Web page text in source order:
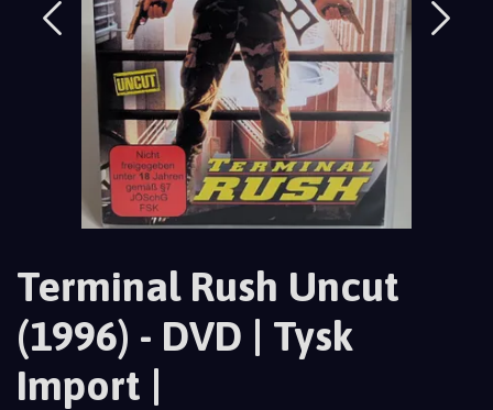
Terminal Rush Uncut
(1996) - DVD | Tysk
Import |